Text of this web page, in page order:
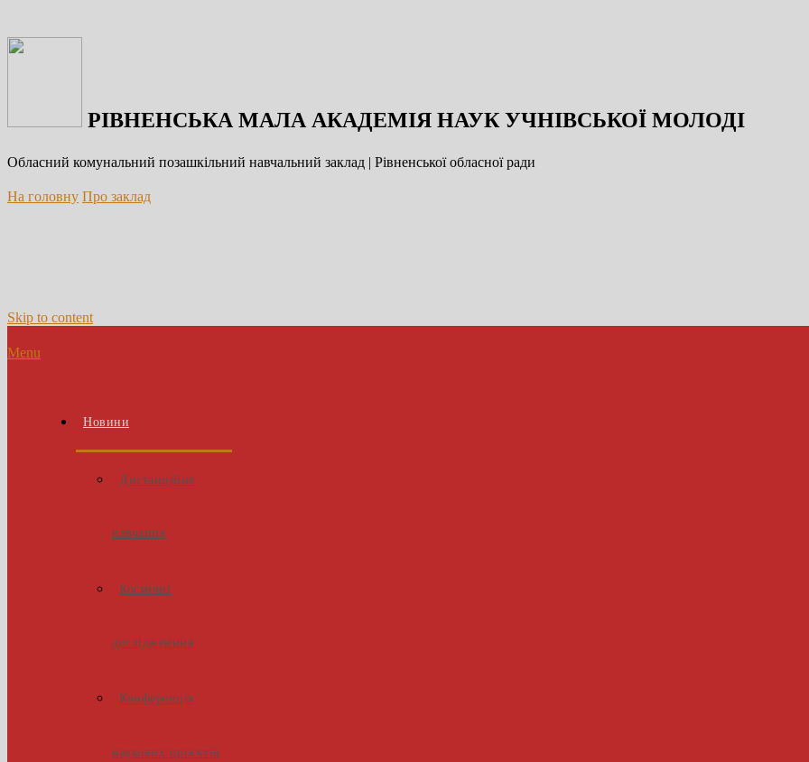
РІВНЕНСЬКА МАЛА АКАДЕМІЯ НАУК УЧНІВСЬКОЇ МОЛОДІ
Обласний комунальний позашкільний навчальний заклад | Рівненської обласної ради
На головну Про заклад
Skip to content
Menu
Новини
Дистанційне
навчання
Космічні
дослідженння
Конференція
наукових проєктів